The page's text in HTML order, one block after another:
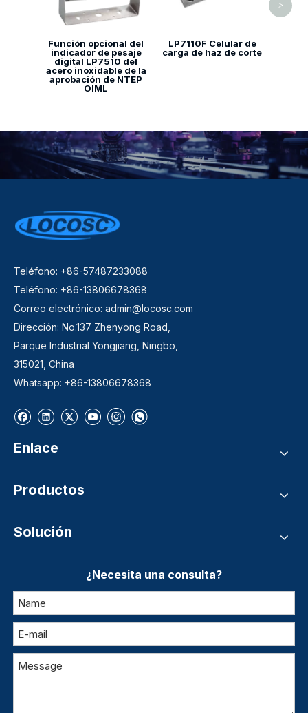
Función opcional del
indicador de pesaje
digital LP7510 del
acero inoxidable de la
aprobación de NTEP
OIML
LP7110F Celular de
carga de haz de corte
>
Teléfono: +86-57487233088
Teléfono: +86-13806678368
Correo electrónico: admin@locosc.com
Dirección: No.137 Zhenyong Road,
Parque Industrial Yongjiang, Ningbo,
315021, China
Whatsapp: +86-13806678368
Enlace
Productos
Solución
¿Necesita una consulta?